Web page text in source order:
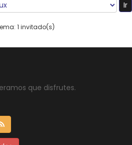
1 invitado(s)
que disfrutes.